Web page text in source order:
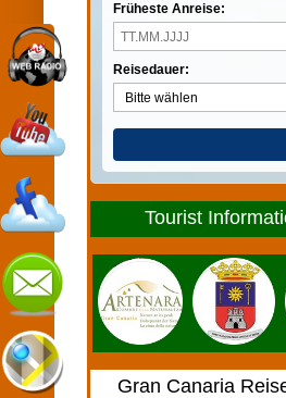
Früheste Anreise:
Reisedauer:
Tourist
Gran Canaria